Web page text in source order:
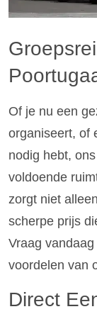
Of je nu een
organiseert, of
nodig hebt,
voldoende
zorgt niet
scherpe prijs
Vraag
voordelen van
Direct